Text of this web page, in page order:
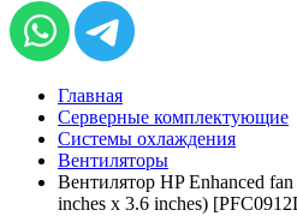
Главная
Серверные комплектующие
Системы охлаждения
Вентиляторы
Вентилятор HP Enhanced
inches x 3.6 inches)